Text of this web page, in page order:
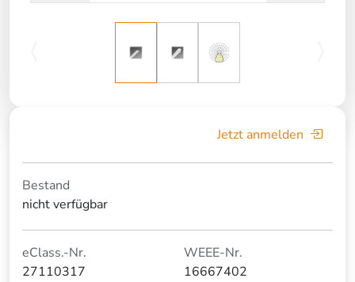
Jetzt anmelden
Bestand
nicht verfügbar
eClass.-Nr.
27110317
WEEE-Nr.
16667402